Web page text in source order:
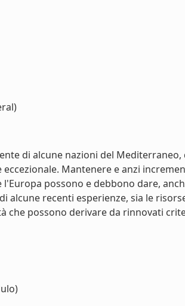
di alcune nazioni del Mediterraneo,
Mantenere e anzi
possono e debbono dare,
alcune recenti esperienze, sia le
possono derivare da rinnovati